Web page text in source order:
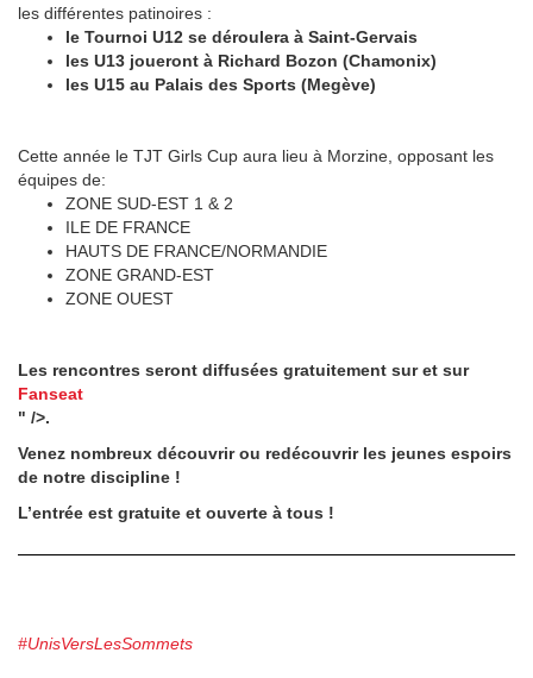
les différentes patinoires :
le Tournoi U12 se déroulera à Saint-Gervais
les U13 joueront à Richard Bozon (Chamonix)
les U15 au Palais des Sports (Megève)
Cette année le TJT Girls Cup aura lieu à Morzine, opposant les
équipes de:
ZONE SUD-EST 1 & 2
ILE DE FRANCE
HAUTS DE FRANCE/NORMANDIE
ZONE GRAND-EST
ZONE OUEST
Les rencontres seront diffusées gratuitement sur et sur
Fanseat
" />.
Venez nombreux découvrir ou redécouvrir les jeunes espoirs
de notre discipline !
L’entrée est gratuite et ouverte à tous !
#UnisVersLesSommets